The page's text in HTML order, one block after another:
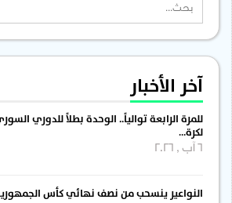
آخر الأخبار
للمرة الرابعة توالياً.. الوحدة بطلاً للدوري السوري
لكرة…
النواعير ينسحب من نصف نهائي كأس الجمهورية